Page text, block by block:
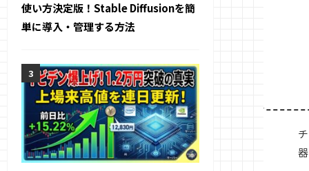
使い方決定版！Stable Diffusionを簡
単に導入・管理する方法